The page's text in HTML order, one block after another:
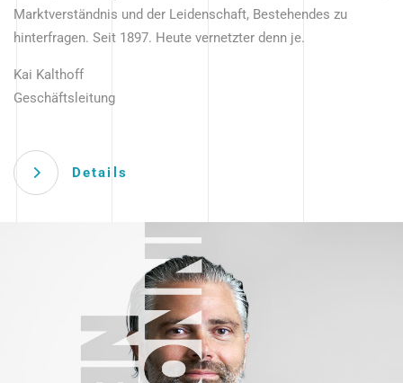
Marktverständnis und der Leidenschaft, Bestehendes zu
hinterfragen. Seit 1897. Heute vernetzter denn je.
Kai Kalthoff
Geschäftsleitung
Details